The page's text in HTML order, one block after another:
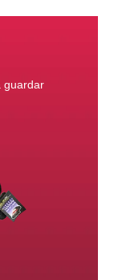
guardar